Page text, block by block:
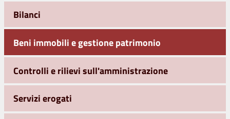
Bilanci
Beni immobili e gestione patrimonio
Controlli e rilievi sull'amministrazione
Servizi erogati